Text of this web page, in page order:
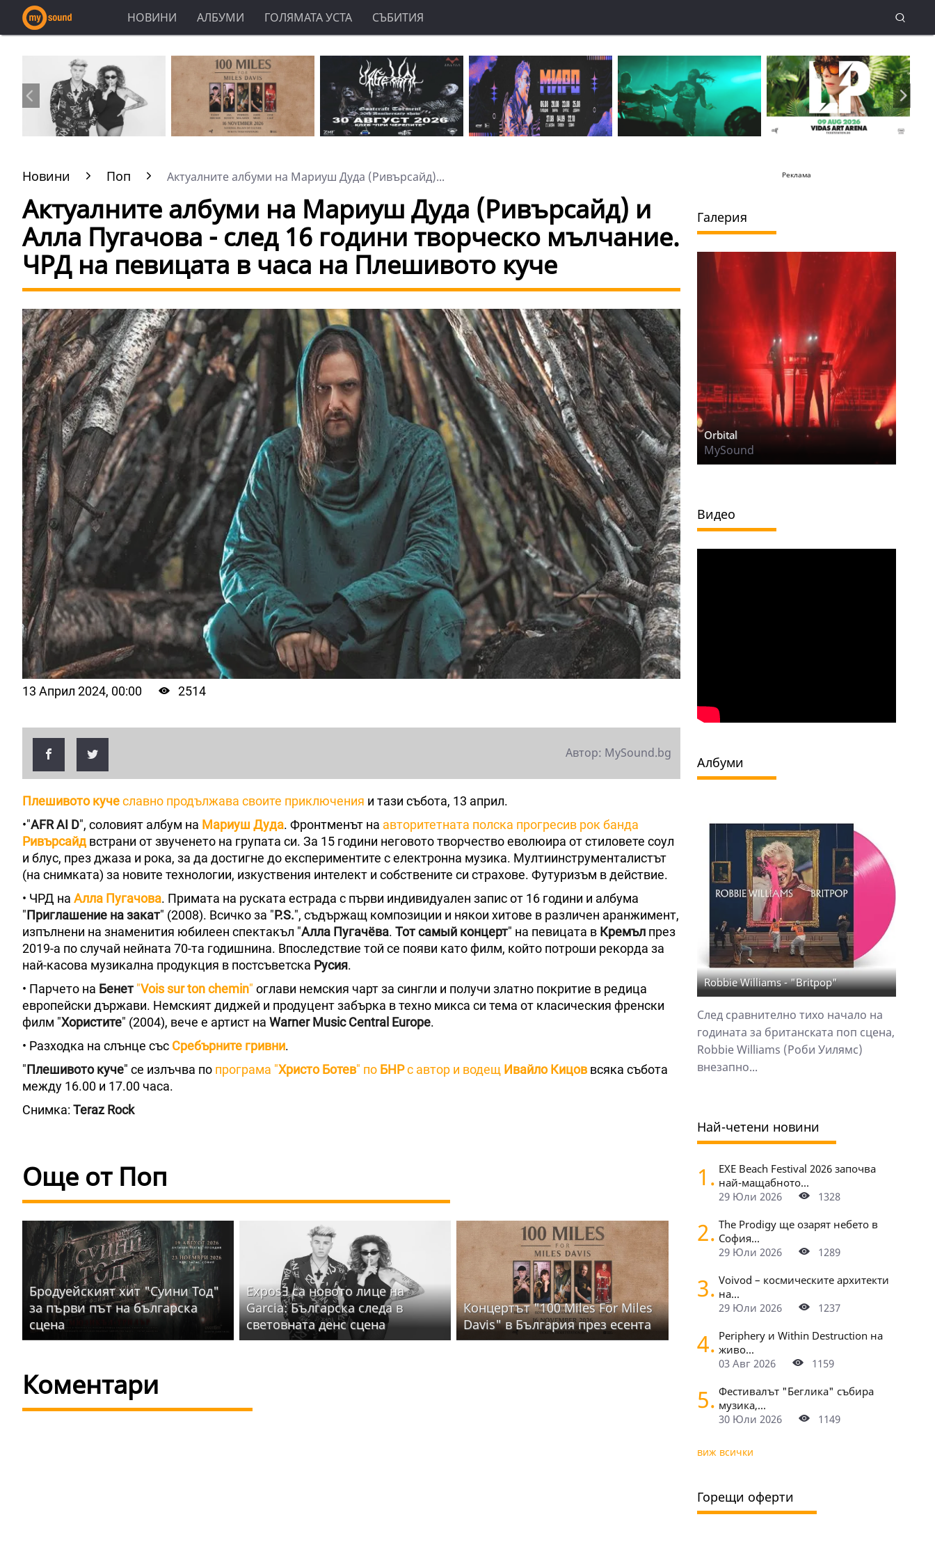
НОВИНИ АЛБУМИ ГОЛЯМАТА УСТА СЪБИТИЯ
Новини Поп Актуалните албуми на Мариуш Дуда (Ривърсайд)...
Актуалните албуми на Мариуш Дуда (Ривърсайд) и
Алла Пугачова - след 16 години творческо мълчание.
ЧРД на певицата в часа на Плешивото куче
13 Април 2024, 00:00 2514
Автор: MySound.bg
Плешивото кучеславно продължава своите приключения и тази събота, 13 април.
•"AFR AI D", соловият албум на Мариуш Дуда. Фронтменът на авторитетната полска прогресив рок банда
Ривърсайд встрани от звученето на групата си. За 15 години неговото творчество еволюира от стиловете соул
и блус, през джаза и рока, за да достигне до експериментите с електронна музика. Мултиинструменталистът
(на снимката) за новите технологии, изкуствения интелект и собствените си страхове. Футуризъм в действие.
• ЧРД на Алла Пугачова. Примата на руската естрада с първи индивидуален запис от 16 години и албума
"Приглашение на закат" (2008). Всичко за "P.S.", съдържащ композиции и някои хитове в различен аранжимент,
изпълнени на знаменития юбилеен спектакъл "Алла Пугачёва. Тот самый концерт" на певицата в Кремъл през
2019-а по случай нейната 70-та годишнина. Впоследствие той се появи като филм, който потроши рекорда за
най-касова музикална продукция в постсъветска Русия.
• Парчето на Бенет "Vois sur ton chemin" оглави немския чарт за сингли и получи златно покритие в редица
европейски държави. Немският диджей и продуцент забърка в техно микса си тема от класическия френски
филм "Хористите" (2004), вече е артист на Warner Music Central Europe.
• Разходка на слънце със Сребърните гривни.
"Плешивото куче" се излъчва по програма "Христо Ботев" по БНРс автор и водещ Ивайло Кицов всяка събота
между 16.00 и 17.00 часа.
Снимка: Teraz Rock
Още от Поп
Бродуейският хит "Суини Тод"
за първи път на българска
сцена
ExposƎ са новото лице на
Garcia: Българска следа в
световната денс сцена
Концертът "100 Miles For Miles
Davis" в България през есента
Коментари
Реклама
Галерия
Orbital
MySound
Видео
Албуми
Robbie Williams - "Britpop"
След сравнително тихо начало на
годината за британската поп сцена,
Robbie Williams (Роби Уилямс)
внезапно...
Най-четени новини
1. EXE Beach Festival 2026 започва
най-мащабното...
29 Юли 2026
1328
2. The Prodigy ще озарят небето в
София...
29 Юли 2026
1289
3. Voivod – космическите архитекти
на...
29 Юли 2026
1237
4. Periphery и Within Destruction на
живо...
03 Авг 2026
1159
5. Фестивалът "Беглика" събира
музика,...
30 Юли 2026
1149
виж всички
Горещи оферти